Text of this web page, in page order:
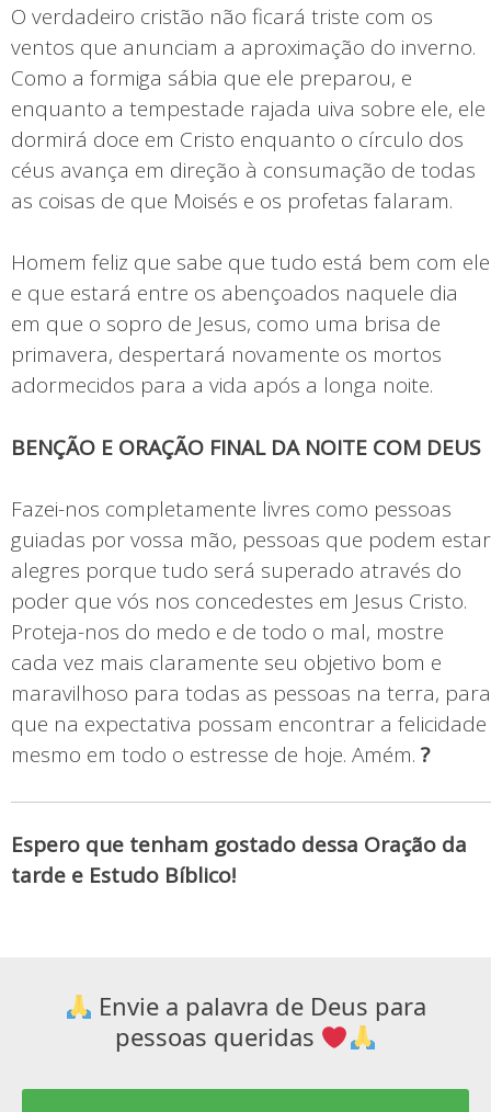
O verdadeiro cristão não ficará triste com os
ventos que anunciam a aproximação do inverno.
Como a formiga sábia que ele preparou, e
enquanto a tempestade rajada uiva sobre ele, ele
dormirá doce em Cristo enquanto o círculo dos
céus avança em direção à consumação de todas
as coisas de que Moisés e os profetas falaram.
Homem feliz que sabe que tudo está bem com ele
e que estará entre os abençoados naquele dia
em que o sopro de Jesus, como uma brisa de
primavera, despertará novamente os mortos
adormecidos para a vida após a longa noite.
BENÇÃO E ORAÇÃO FINAL DA NOITE COM DEUS
Fazei-nos completamente livres como pessoas
guiadas por vossa mão, pessoas que podem estar
alegres porque tudo será superado através do
poder que vós nos concedestes em Jesus Cristo.
Proteja-nos do medo e de todo o mal, mostre
cada vez mais claramente seu objetivo bom e
maravilhoso para todas as pessoas na terra, para
que na expectativa possam encontrar a felicidade
mesmo em todo o estresse de hoje. Amém. ?
Espero que tenham gostado dessa Oração da
tarde e Estudo Bíblico!
Envie a palavra de Deus para
pessoas queridas